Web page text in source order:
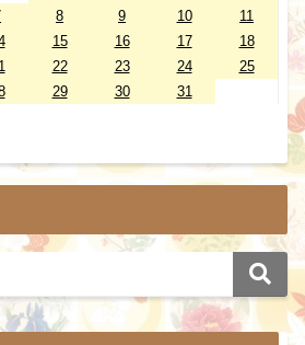
8 9 10
11
15 16 17
18
22 23 24
25
29 30 31